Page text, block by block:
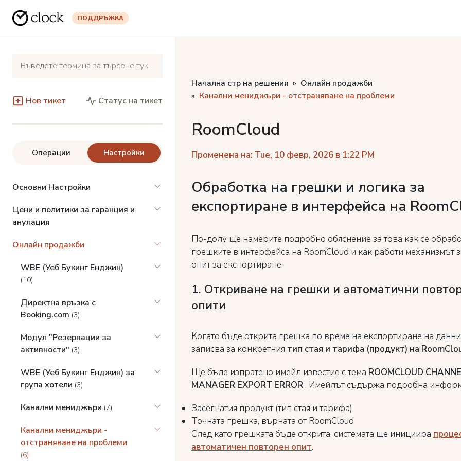
ПОДДРЪЖКА
Нов тикет Статус на тикет
Операции Настройки
Основни Настройки
Цени и политики за гаранция и
анулация
Онлайн продажби
WBE (Уеб Букинг Енджин)
(10)
Директна връзка с
Booking.com (3)
Модул "Резервации за
активности" (3)
WBE (Уеб Букинг Енджин) за
група хотели (3)
Канални мениджъри (7)
Канални мениджъри -
отстраняване на проблеми
(6)
Начална стр на решения
Онлайн продажби
Канални мениджъри - отстраняване на проблеми
RoomCloud
Променена на: Tue, 10 февр, 2026 в 1:22 PM
Обработка на грешки и логика за
експортиране в интерфейса на
По-долу ще намерите подробно обяснение за това как се
грешките в интерфейса на RoomCloud и как работи механизмът
опит за експортиране.
1. Откриване на грешки и автоматични
опити
Когато бъде открита грешка по време на експортиране на
записва за конкретния тип стая и тарифа (продукт) на
Ще бъде изпратено имейл известие с тема ROOMCLOUD
MANAGER EXPORT ERROR. Имейлът съдържа подробна
Засегнатия продукт (тип стая и тарифа)
Точната грешка, върната от RoomCloud
След като грешката бъде открита, системата ще инициира
автоматичен повторен опит.